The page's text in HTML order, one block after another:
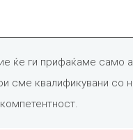
ќе ги прифаќаме само
сме квалификувани со